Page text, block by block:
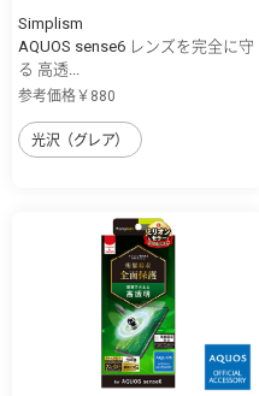
Simplism
AQUOS sense6 レンズを完全に守
る 高透...
参考価格￥880
光沢（グレア）